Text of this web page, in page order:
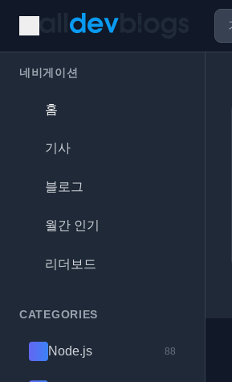
네비게이션
홈
기사
블로그
월간 인기
리더보드
CATEGORIES
Node.js 88